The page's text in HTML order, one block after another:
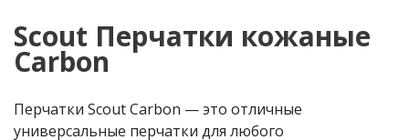
Scout Перчатки кожаные
Carbon
Перчатки Scout Carbon — это отличные
универсальные перчатки для любого